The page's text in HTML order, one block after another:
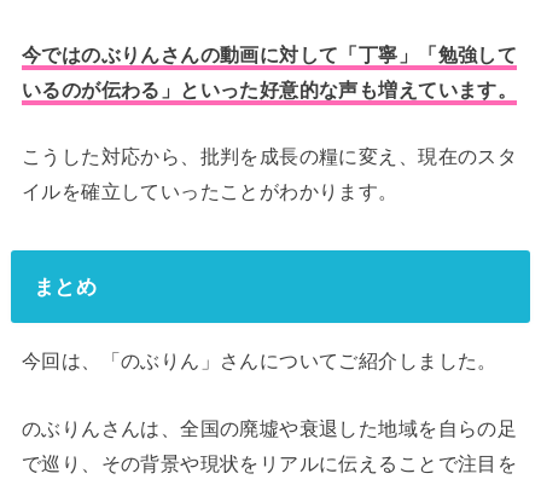
今ではのぶりんさんの動画に対して「丁寧」「勉強して
いるのが伝わる」といった好意的な声も増えています。
こうした対応から、批判を成長の糧に変え、現在のスタ
イルを確立していったことがわかります。
まとめ
今回は、「のぶりん」さんについてご紹介しました。
のぶりんさんは、全国の廃墟や衰退した地域を自らの足
で巡り、その背景や現状をリアルに伝えることで注目を